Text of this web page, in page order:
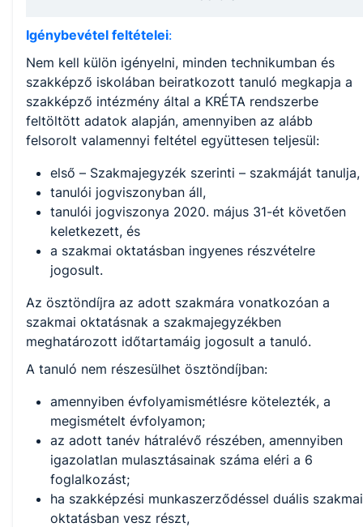
Igénybevétel feltételei:
Nem kell külön igényelni, minden technikumban és
szakképző iskolában beiratkozott tanuló megkapja a
szakképző intézmény által a KRÉTA rendszerbe
feltöltött adatok alapján, amennyiben az alább
felsorolt valamennyi feltétel együttesen teljesül:
első – Szakmajegyzék szerinti – szakmáját tanulja,
tanulói jogviszonyban áll,
tanulói jogviszonya 2020. május 31-ét követően
keletkezett, és
a szakmai oktatásban ingyenes részvételre
jogosult.
Az ösztöndíjra az adott szakmára vonatkozóan a
szakmai oktatásnak a szakmajegyzékben
meghatározott időtartamáig jogosult a tanuló.
A tanuló nem részesülhet ösztöndíjban:
amennyiben évfolyamismétlésre kötelezték, a
megismételt évfolyamon;
az adott tanév hátralévő részében, amennyiben
igazolatlan mulasztásainak száma eléri a 6
foglalkozást;
ha szakképzési munkaszerződéssel duális szakmai
oktatásban vesz részt,